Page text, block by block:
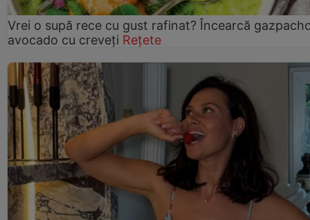
Vrei o supă rece cu gust rafinat? Încearcă
avocado cu creveți Rețete